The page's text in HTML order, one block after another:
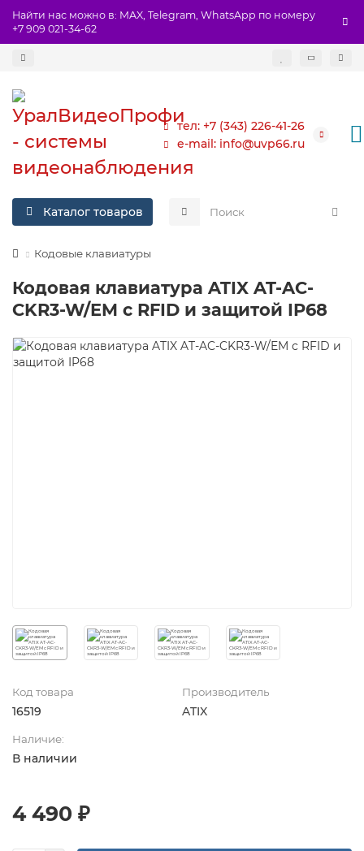
Найти нас можно в: MAX, Telegram, WhatsApp по номеру
+7 909 021-34-62
тел: +7 (343) 226-41-26
e-mail: info@uvp66.ru
Каталог товаров
Кодовые клавиатуры
Кодовая клавиатура ATIX AT-AC-
CKR3-W/EM с RFID и защитой IP68
Код товара
16519
Производитель
ATIX
Наличие:
В наличии
4 490 ₽